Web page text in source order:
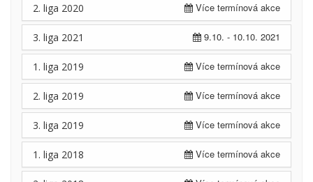
Více termínová akce
2. liga 2020
9.10. - 10.10. 2021
3. liga 2021
Více termínová akce
1. liga 2019
Více termínová akce
2. liga 2019
Více termínová akce
3. liga 2019
Více termínová akce
1. liga 2018